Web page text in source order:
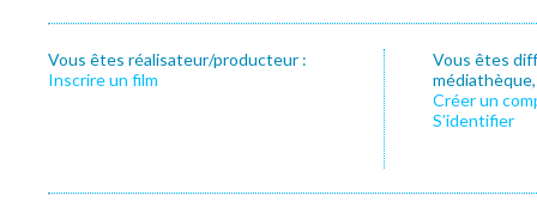
Vous êtes réalisateur/producteur :
Inscrire un film
Vous êtes
Créer un
S’identifier